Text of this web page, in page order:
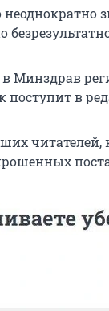
Минздрав
поступит в
читателей,